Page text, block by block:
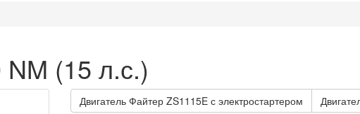
(15 л.с.)
Двигатель Файтер ZS1115E с электростартером